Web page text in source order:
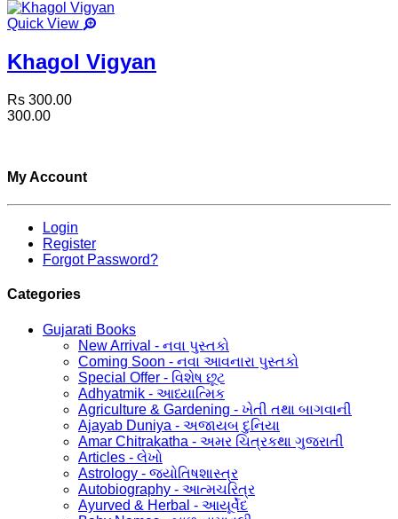
Quick View
Khagol Vigyan
Rs 300.00
300.00
My Account
Login
Register
Forgot Password?
Categories
Gujarati Books
New Arrival - નવા પુસ્તકો
Coming Soon - નવા આવનારા પુસ્તકો
Special Offer - વિશેષ છૂટ
Adhyatmik - આધ્યાત્મિક
Agriculture & Gardening - ખેતી તથા બાગવાની
Ajayab Duniya - અજાયબ દુનિયા
Amar Chitrakatha - અમર ચિત્રકથા ગુજરાતી
Articles - લેખો
Astrology - જ્યોતિષશાસ્ત્ર
Autobiography - આત્મચરિત્ર
Ayurved & Herbal - આયૂર્વેદ